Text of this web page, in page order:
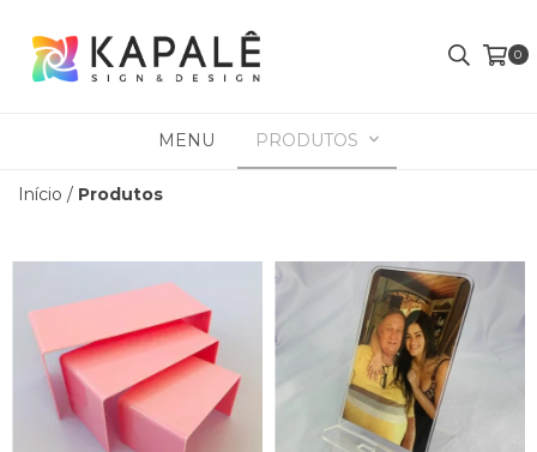
0
MENU PRODUTOS
Início / Produtos